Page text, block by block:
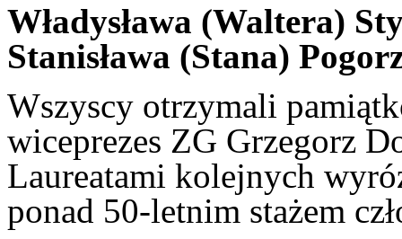
Władysława (Waltera)
Stanisława (Stana)
Wszyscy otrzymali
wiceprezes ZG Grzegorz
Laureatami kolejnych
ponad 50-letnim stażem